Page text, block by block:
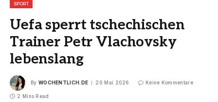
SPORT
Uefa sperrt tschechischen
Trainer Petr Vlachovsky
lebenslang
By WOCHENTLICH.DE 20 Mai 2026 Keine Kommentare
2 Mins Read